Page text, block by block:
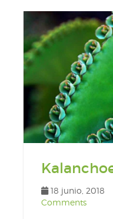
18 junio, 2018
Comments